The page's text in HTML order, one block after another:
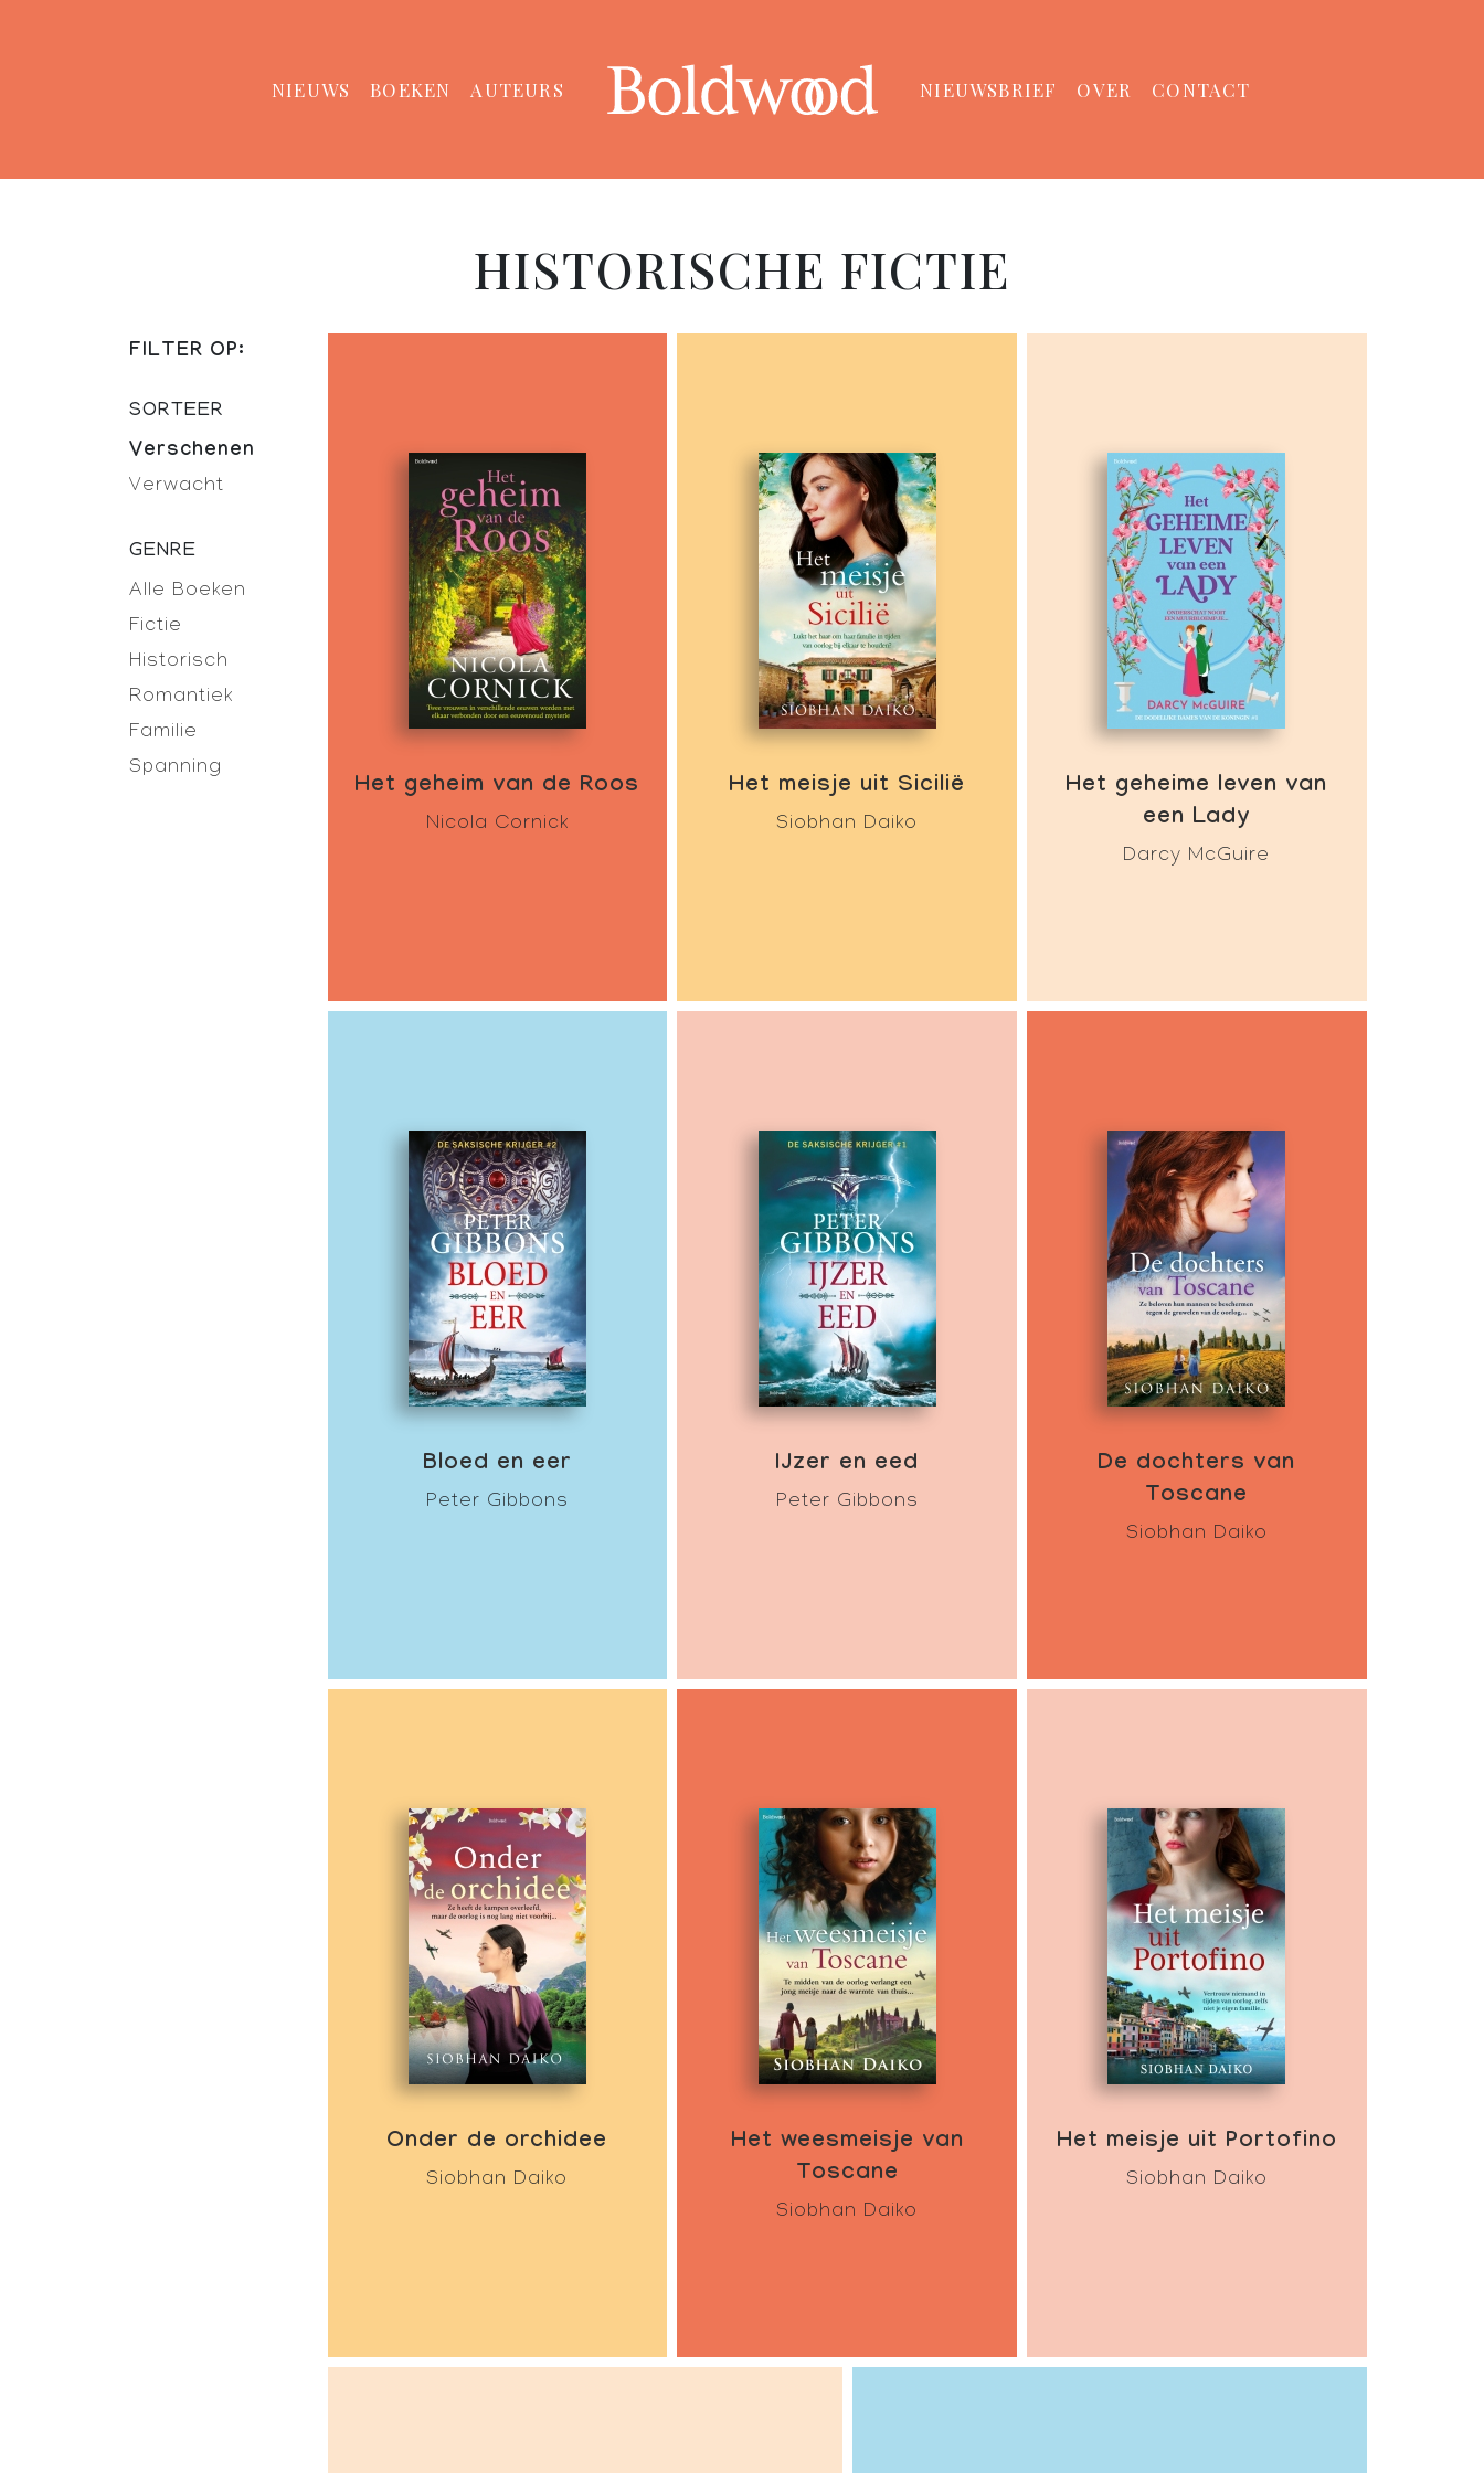
NIEUWS BOEKEN AUTEURS NIEUWSBRIEF OVER CONTACT
HISTORISCHE FICTIE
FILTER OP:
SORTEER
Verschenen
Verwacht
GENRE
Alle Boeken
Fictie
Historisch
Romantiek
Familie
Spanning
Het geheim van de Roos
Nicola Cornick
Het meisje uit Sicilië
Siobhan Daiko
Het geheime leven van
een Lady
Darcy McGuire
Bloed en eer
Peter Gibbons
IJzer en eed
Peter Gibbons
De dochters van
Toscane
Siobhan Daiko
Onder de orchidee
Siobhan Daiko
Het weesmeisje van
Toscane
Siobhan Daiko
Het meisje uit Portofino
Siobhan Daiko